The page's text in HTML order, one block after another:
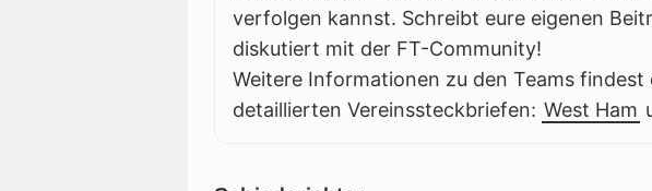
verfolgen kannst. Schreibt eure eigenen
diskutiert mit der FT-Community!
Weitere Informationen zu den Teams findest
detaillierten Vereinssteckbriefen: West Ham